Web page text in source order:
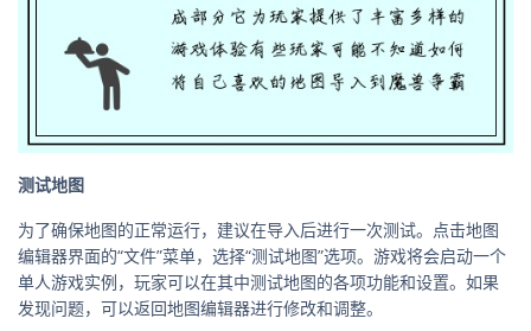
测试地图
为了确保地图的正常运行，建议在导入后进行一次测试。点击地图
编辑器界面的“文件”菜单，选择“测试地图”选项。游戏将会启动一个
单人游戏实例，玩家可以在其中测试地图的各项功能和设置。如果
发现问题，可以返回地图编辑器进行修改和调整。